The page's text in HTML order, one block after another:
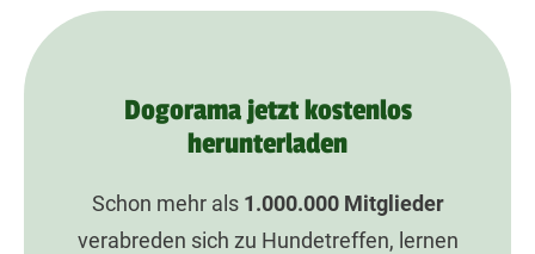
Dogorama jetzt kostenlos
herunterladen
Schon mehr als 1.000.000Mitglieder
verabreden sich zu Hundetreffen, lernen